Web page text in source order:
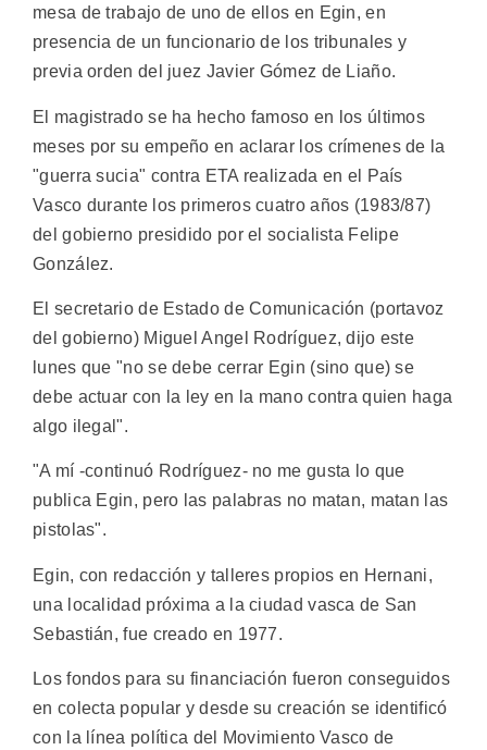
mesa de trabajo de uno de ellos en Egin, en
presencia de un funcionario de los tribunales y
previa orden del juez Javier Gómez de Liaño.
El magistrado se ha hecho famoso en los últimos
meses por su empeño en aclarar los crímenes de la
"guerra sucia" contra ETA realizada en el País
Vasco durante los primeros cuatro años (1983/87)
del gobierno presidido por el socialista Felipe
González.
El secretario de Estado de Comunicación (portavoz
del gobierno) Miguel Angel Rodríguez, dijo este
lunes que "no se debe cerrar Egin (sino que) se
debe actuar con la ley en la mano contra quien haga
algo ilegal".
"A mí -continuó Rodríguez- no me gusta lo que
publica Egin, pero las palabras no matan, matan las
pistolas".
Egin, con redacción y talleres propios en Hernani,
una localidad próxima a la ciudad vasca de San
Sebastián, fue creado en 1977.
Los fondos para su financiación fueron conseguidos
en colecta popular y desde su creación se identificó
con la línea política del Movimiento Vasco de